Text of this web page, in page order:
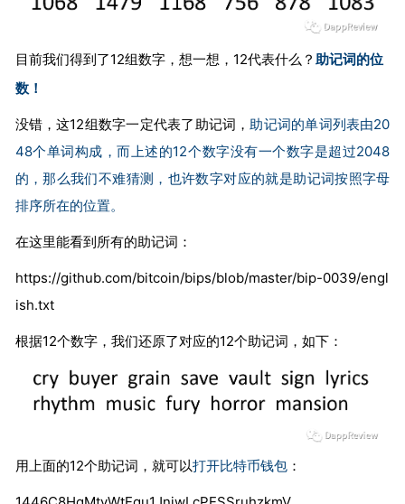
目前我们得到了12组数字，想一想，12代表什么？ 助记词的位
数！
没错，这12组数字一定代表了助记词， 助记词的单词列表由20
48个单词构成，而上述的12个数字没有一个数字是超过2048
的，那么我们不难猜测，也许数字对应的就是助记词按照字母
排序所在的位置。
在这里能看到所有的助记词：
https://github.com/bitcoin/bips/blob/master/bip-0039/engl
ish.txt
根据12个数字，我们还原了对应的12个助记词，如下：
用上面的12个助记词，就可以打开比特币钱包：